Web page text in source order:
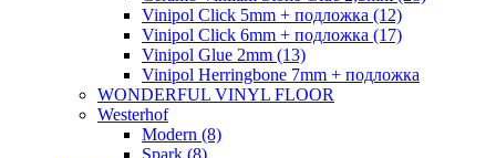
Vinipol Click 5mm + подложка (12)
Vinipol Click 6mm + подложка (17)
Vinipol Glue 2mm (13)
Vinipol Herringbone 7mm + подложка
WONDERFUL VINYL FLOOR
Westerhof
Modern (8)
Spark (8)